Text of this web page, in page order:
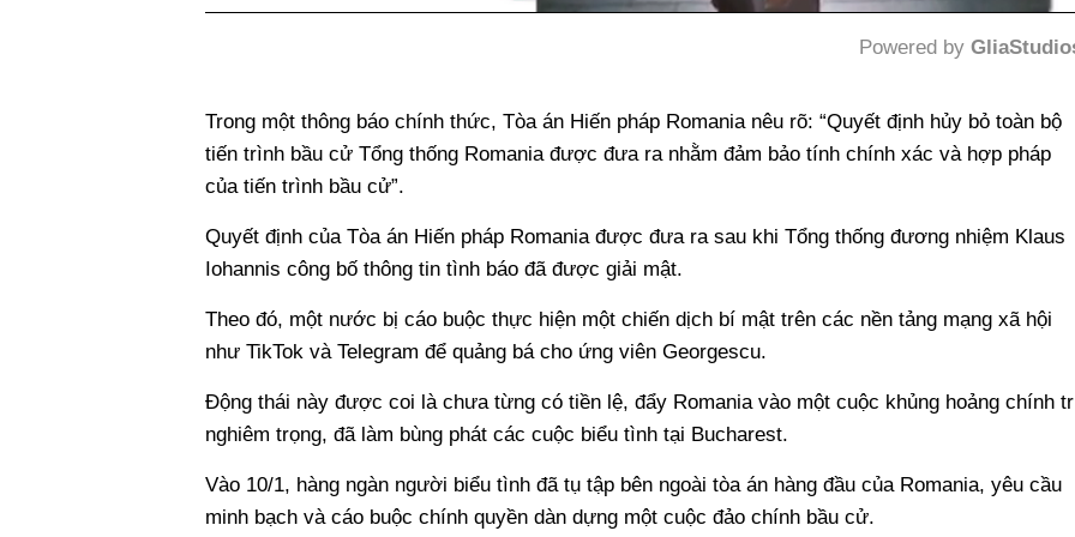
Powered by
Trong một thông báo chính thức, Tòa án Hiến pháp Romania nêu rõ: “Quyết định hủy bỏ toàn bộ
tiến trình bầu cử Tổng thống Romania được đưa ra nhằm đảm bảo tính chính xác và hợp pháp
của tiến trình bầu cử”.
Quyết định của Tòa án Hiến pháp Romania được đưa ra sau khi Tổng thống đương nhiệm Klaus
Iohannis công bố thông tin tình báo đã được giải mật.
Theo đó, một nước bị cáo buộc thực hiện một chiến dịch bí mật trên các nền tảng mạng xã hội
như TikTok và Telegram để quảng bá cho ứng viên Georgescu.
Động thái này được coi là chưa từng có tiền lệ, đẩy Romania vào một cuộc khủng hoảng chính
nghiêm trọng, đã làm bùng phát các cuộc biểu tình tại Bucharest.
Vào 10/1, hàng ngàn người biểu tình đã tụ tập bên ngoài tòa án hàng đầu của Romania, yêu cầu
minh bạch và cáo buộc chính quyền dàn dựng một cuộc đảo chính bầu cử.